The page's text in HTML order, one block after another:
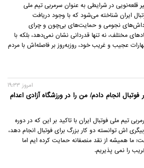
قلعه‌نویی در شرایطی به عنوان سرمربی تیم ملی
ایران شناخته می‌شود که با وجود دریافت
نجومی و حمایت‌های بی‌چون و چرای
مختلف، نه تنها قدردانی نشان نمی‌دهد، بلکه با
عجیب و غریب خود، روزبه‌روز بر فاصله‌اش با مردم
انجام دادم/ من را در ورزشگاه آزادی اعدام
امروز 19:33
تیم ملی فوتبال ایران با تاکید بر این که در دوره
اش توانسته دو کار بزرگ برای فوتبال انجام دهد،
ما همیشه از نقد منصفانه حمایت کرده ایم اما
را نمی پذیریم.